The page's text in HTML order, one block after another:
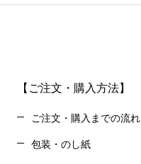
【ご注文・購入方法】
ご注文・購入までの流れ
包装・のし紙